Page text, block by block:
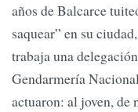
años de Balcarce
saquear” en su
trabaja una
Gendarmería
actuaron: al joven, de